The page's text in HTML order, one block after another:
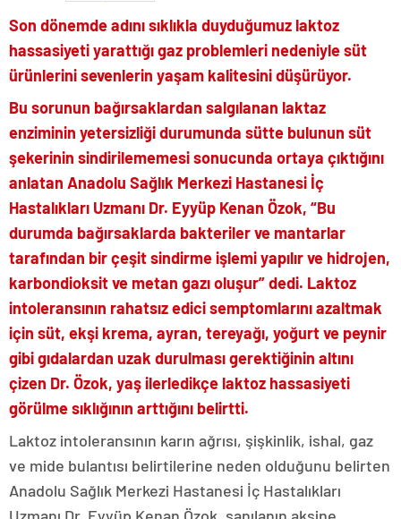
Son dönemde adını sıklıkla duyduğumuz laktoz
hassasiyeti yarattığı gaz problemleri nedeniyle süt
ürünlerini sevenlerin yaşam kalitesini düşürüyor.
Bu sorunun bağırsaklardan salgılanan laktaz
enziminin yetersizliği durumunda sütte bulunun süt
şekerinin sindirilememesi sonucunda ortaya çıktığını
anlatan Anadolu Sağlık Merkezi Hastanesi İç
Hastalıkları Uzmanı Dr. Eyyüp Kenan Özok, “Bu
durumda bağırsaklarda bakteriler ve mantarlar
tarafından bir çeşit sindirme işlemi yapılır ve hidrojen,
karbondioksit ve metan gazı oluşur” dedi. Laktoz
intoleransının rahatsız edici semptomlarını azaltmak
için süt, ekşi krema, ayran, tereyağı, yoğurt ve peynir
gibi gıdalardan uzak durulması gerektiğinin altını
çizen Dr. Özok, yaş ilerledikçe laktoz hassasiyeti
görülme sıklığının arttığını belirtti.
Laktoz intoleransının karın ağrısı, şişkinlik, ishal, gaz
ve mide bulantısı belirtilerine neden olduğunu belirten
Anadolu Sağlık Merkezi Hastanesi İç Hastalıkları
Uzmanı Dr. Eyyüp Kenan Özok, sanılanın aksine